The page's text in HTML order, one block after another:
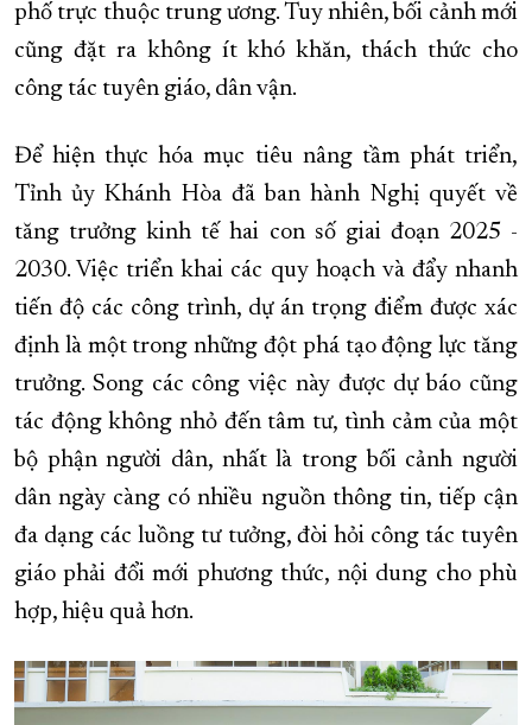
phố trực thuộc trung ương. Tuy nhiên, bối cảnh mới
cũng đặt ra không ít khó khăn, thách thức cho
công tác tuyên giáo, dân vận.
Để hiện thực hóa mục tiêu nâng tầm phát triển,
Tỉnh ủy Khánh Hòa đã ban hành Nghị quyết về
tăng trưởng kinh tế hai con số giai đoạn 2025 -
2030. Việc triển khai các quy hoạch và đẩy nhanh
tiến độ các công trình, dự án trọng điểm được xác
định là một trong những đột phá tạo động lực tăng
trưởng. Song các công việc này được dự báo cũng
tác động không nhỏ đến tâm tư, tình cảm của một
bộ phận người dân, nhất là trong bối cảnh người
dân ngày càng có nhiều nguồn thông tin, tiếp cận
đa dạng các luồng tư tưởng, đòi hỏi công tác tuyên
giáo phải đổi mới phương thức, nội dung cho phù
hợp, hiệu quả hơn.